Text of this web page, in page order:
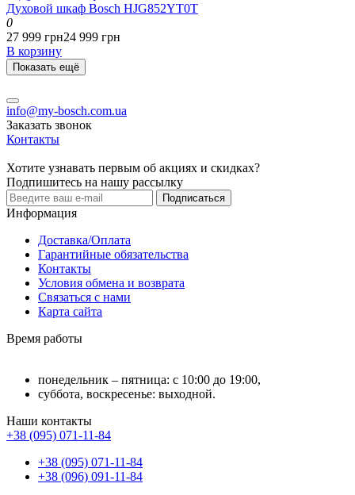
Духовой шкаф Bosch HJG852YT0T
0
27 999 грн24 999 грн
В корзину
Показать ещё
info@my-bosch.com.ua
Заказать звонок
Контакты
Хотите узнавать первым об акциях и скидках?
Подпишитесь на нашу рассылку
Подписаться
Информация
Доставка/Оплата
Гарантийные обязательства
Контакты
Условия обмена и возврата
Связаться с нами
Карта сайта
Время работы
понедельник – пятница: с 10:00 до 19:00,
суббота, воскресенье: выходной.
Наши контакты
+38 (095) 071-11-84
+38 (095) 071-11-84
+38 (096) 091-11-84